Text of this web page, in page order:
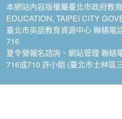
本網站內容版權屬臺北市政府教
EDUCATION, TAIPEI CITY
臺北市英語教育資源中心 聯絡電
716
夏令營報名諮詢、網站管理 聯絡
716或710 許小姐 (臺北市士林區